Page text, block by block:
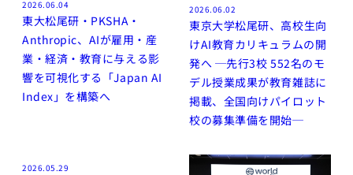
2026.06.04
東大松尾研・PKSHA・
Anthropic、AIが雇用・産
業・経済・教育に与える影
響を可視化する「Japan AI
Index」を構築へ
2026.06.02
東京大学松尾研、高校生向
けAI教育カリキュラムの開
発へ ─先行3校 552名のモ
デル授業成果が教育雑誌に
掲載、全国向けパイロット
校の募集準備を開始─
2026.05.29